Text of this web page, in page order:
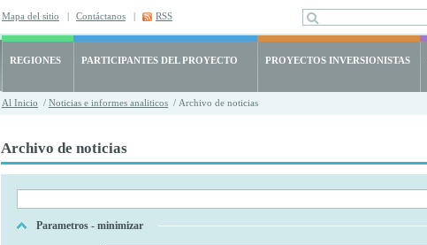
Mapa del sitio | Contáctanos | RSS
REGIONES PARTICIPANTES DEL PROYECTO PROYECTOS INVERSIONISTAS
Al Inicio / Noticias e informes analiticos / Archivo de noticias
Archivo de noticias
Parametros - minimizar